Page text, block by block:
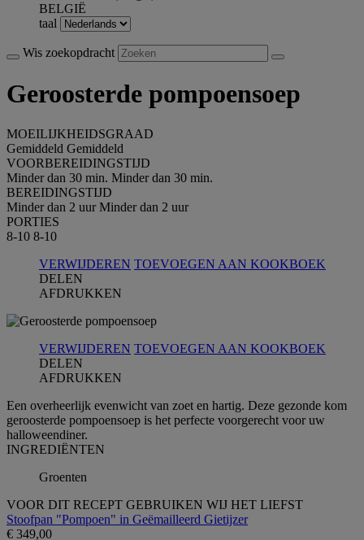
BELGIË
taal
Wis zoekopdracht
Geroosterde pompoensoep
MOEILIJKHEIDSGRAAD
Gemiddeld Gemiddeld
VOORBEREIDINGSTIJD
Minder dan 30 min. Minder dan 30 min.
BEREIDINGSTIJD
Minder dan 2 uur Minder dan 2 uur
PORTIES
8-10 8-10
VERWIJDEREN TOEVOEGEN AAN KOOKBOEK
DELEN
AFDRUKKEN
VERWIJDEREN TOEVOEGEN AAN KOOKBOEK
DELEN
AFDRUKKEN
Een overheerlijk evenwicht van zoet en hartig. Deze gezonde kom
geroosterde pompoensoep is het perfecte voorgerecht voor uw
halloweendiner.
INGREDIЁNTEN
Groenten
VOOR DIT RECEPT GEBRUIKEN WIJ HET LIEFST
Stoofpan "Pompoen" in Geëmailleerd Gietijzer
€ 349,00